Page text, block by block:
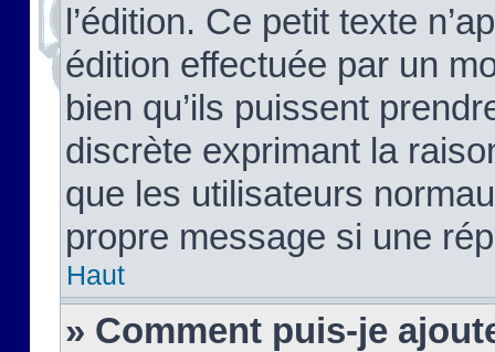
l’édition. Ce petit texte
édition effectuée par un
bien qu’ils puissent
discrète exprimant la
que les utilisateurs
propre message si une
Haut
» Comment puis-je